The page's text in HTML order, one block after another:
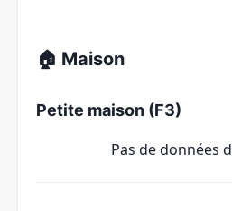
🏠 Maison
Petite maison (F3)
Pas de données